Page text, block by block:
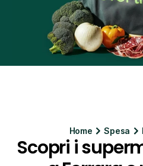
Home Spesa
Scopri i